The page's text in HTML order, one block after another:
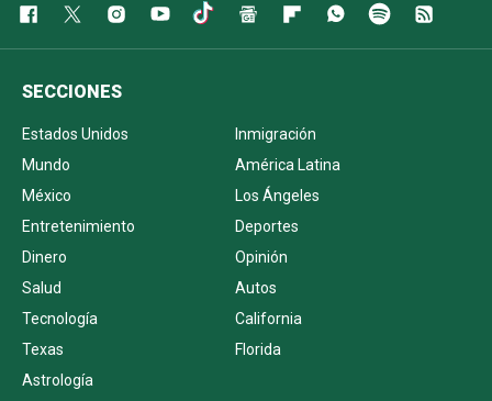
SECCIONES
Estados Unidos
Inmigración
Mundo
América Latina
México
Los Ángeles
Entretenimiento
Deportes
Dinero
Opinión
Salud
Autos
Tecnología
California
Texas
Florida
Astrología